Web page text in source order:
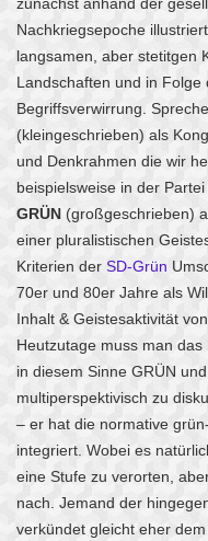
zunächst anhand der
Nachkriegsepoche
langsamen, aber stetitgen
Landschaften und in
Begriffsverwirrung.
(kleingeschrieben) als
und Denkrahmen die wir
beispielsweise in der
GRÜN (großgeschrieben)
einer pluralistischen
Kriterien der SD-Grün
70er und 80er Jahre als
Inhalt & Geistesaktivität
Heutzutage muss man
in diesem Sinne GRÜN
multiperspektivisch zu
– er hat die normative
integriert. Wobei es
eine Stufe zu verorten,
nach. Jemand der
verkündet gleicht eher dem